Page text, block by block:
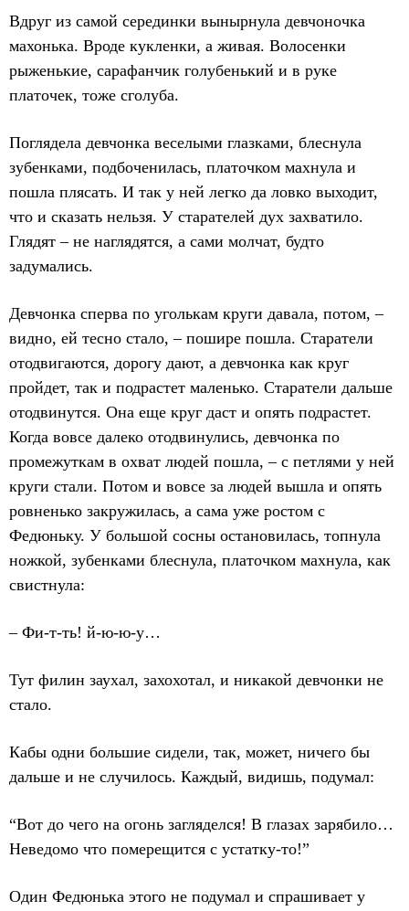
Вдруг из самой серединки вынырнула девчоночка
махонька. Вроде кукленки, а живая. Волосенки
рыженькие, сарафанчик голубенький и в руке
платочек, тоже сголуба.
Поглядела девчонка веселыми глазками, блеснула
зубенками, подбоченилась, платочком махнула и
пошла плясать. И так у ней легко да ловко выходит,
что и сказать нельзя. У старателей дух захватило.
Глядят – не наглядятся, а сами молчат, будто
задумались.
Девчонка сперва по уголькам круги давала, потом, –
видно, ей тесно стало, – пошире пошла. Старатели
отодвигаются, дорогу дают, а девчонка как круг
пройдет, так и подрастет маленько. Старатели дальше
отодвинутся. Она еще круг даст и опять подрастет.
Когда вовсе далеко отодвинулись, девчонка по
промежуткам в охват людей пошла, – с петлями у ней
круги стали. Потом и вовсе за людей вышла и опять
ровненько закружилась, а сама уже ростом с
Федюньку. У большой сосны остановилась, топнула
ножкой, зубенками блеснула, платочком махнула, как
свистнула:
– Фи-т-ть! й-ю-ю-у…
Тут филин заухал, захохотал, и никакой девчонки не
стало.
Кабы одни большие сидели, так, может, ничего бы
дальше и не случилось. Каждый, видишь, подумал:
“Вот до чего на огонь загляделся! В глазах зарябило…
Неведомо что померещится с устатку-то!”
Один Федюнька этого не подумал и спрашивает у